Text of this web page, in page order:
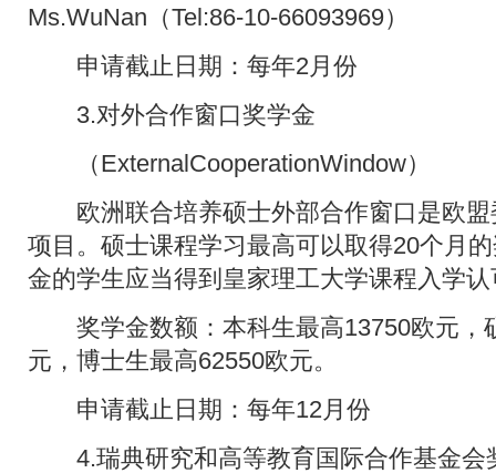
Ms.WuNan（Tel:86-10-66093969）
申请截止日期：每年2月份
3.对外合作窗口奖学金
（ExternalCooperationWindow）
欧洲联合培养硕士外部合作窗口是欧盟
项目。硕士课程学习最高可以取得20个月
金的学生应当得到皇家理工大学课程入学
奖学金数额：本科生最高13750欧元，
元，博士生最高62550欧元。
申请截止日期：每年12月份
4.瑞典研究和高等教育国际合作基金会